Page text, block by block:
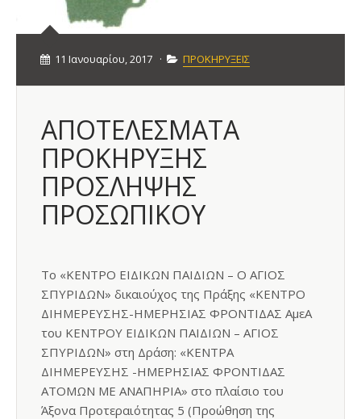
11 Ιανουαρίου, 2017 · ΠΡΟΚΗΡΥΞΕΙΣ
ΑΠΟΤΕΛΕΣΜΑΤΑ
ΠΡΟΚΗΡΥΞΗΣ
ΠΡΟΣΛΗΨΗΣ
ΠΡΟΣΩΠΙΚΟΥ
Το «ΚΕΝΤΡΟ ΕΙΔΙΚΩΝ ΠΑΙΔΙΩΝ – Ο ΑΓΙΟΣ
ΣΠΥΡΙΔΩΝ» δικαιούχος της Πράξης «ΚΕΝΤΡΟ
ΔΙΗΜΕΡΕΥΣΗΣ-ΗΜΕΡΗΣΙΑΣ ΦΡΟΝΤΙΔΑΣ ΑμεΑ
του ΚΕΝΤΡΟΥ ΕΙΔΙΚΩΝ ΠΑΙΔΙΩΝ – ΑΓΙΟΣ
ΣΠΥΡΙΔΩΝ» στη Δράση: «ΚΕΝΤΡΑ
ΔΙΗΜΕΡΕΥΣΗΣ -ΗΜΕΡΗΣΙΑΣ ΦΡΟΝΤΙΔΑΣ
ΑΤΟΜΩΝ ΜΕ ΑΝΑΠΗΡΙΑ» στο πλαίσιο του
Άξονα Προτεραιότητας 5 (Προώθηση της